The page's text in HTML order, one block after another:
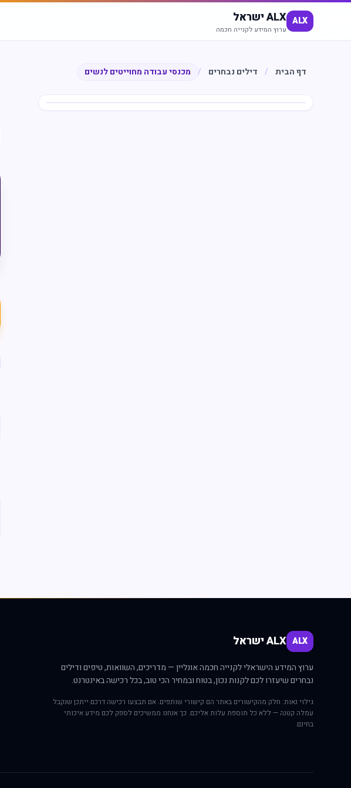
ALX ALX ישראל
ערוץ המידע לקנייה חכמה
דף הבית / דילים נבחרים / מכנסי עבודה מחוייטים לנשים
ALX ALX ישראל
ערוץ המידע הישראלי לקנייה חכמה אונליין — מדריכים, השוואות, טיפים ודילים
נבחרים שיעזרו לכם לקנות נכון, בטוח ובמחיר הכי טוב, בכל רכישה באינטרנט.
גילוי נאות: חלק מהקישורים באתר הם קישורי שותפים. אם תבצעו רכישה דרכם ייתכן שנקבל
עמלה קטנה — ללא כל תוספת עלות אליכם. כך אנחנו ממשיכים לספק לכם מידע איכותי
בחינם.